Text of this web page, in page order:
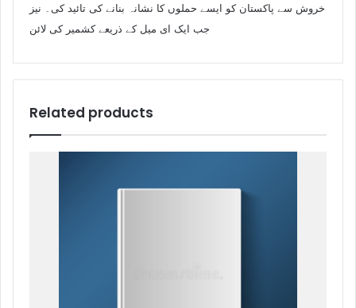
خروش سے پاکستان کو ایسے حملوں کا نشانہ بنانے کی تائید کی۔ نیز
جب ایک ای میل کے ذریعے کشمیر کی لائن
Related products